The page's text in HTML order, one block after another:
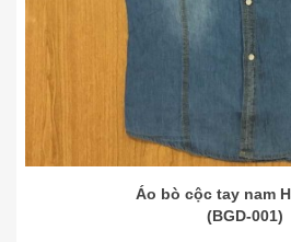
Áo bò cộc tay nam
(BGD-001)